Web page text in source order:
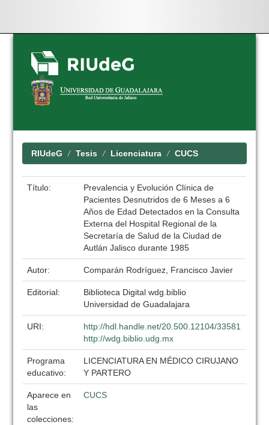
Skip
navigation
RIUdeG Tesis Licenciatura CUCS
Título:
Prevalencia y Evolución Clínica de
Pacientes Desnutridos de 6 Meses a 6
Años de Edad Detectados en la Consulta
Externa del Hospital Regional de la
Secretaría de Salud de la Ciudad de
Autlán Jalisco durante 1985
Autor: Comparán Rodríguez, Francisco Javier
Editorial:
Biblioteca Digital wdg.biblio
Universidad de Guadalajara
URI:
http://hdl.handle.net/20.500.12104/33581
http://wdg.biblio.udg.mx
Programa
educativo:
LICENCIATURA EN MÉDICO CIRUJANO
Y PARTERO
Aparece en
las
colecciones:
CUCS